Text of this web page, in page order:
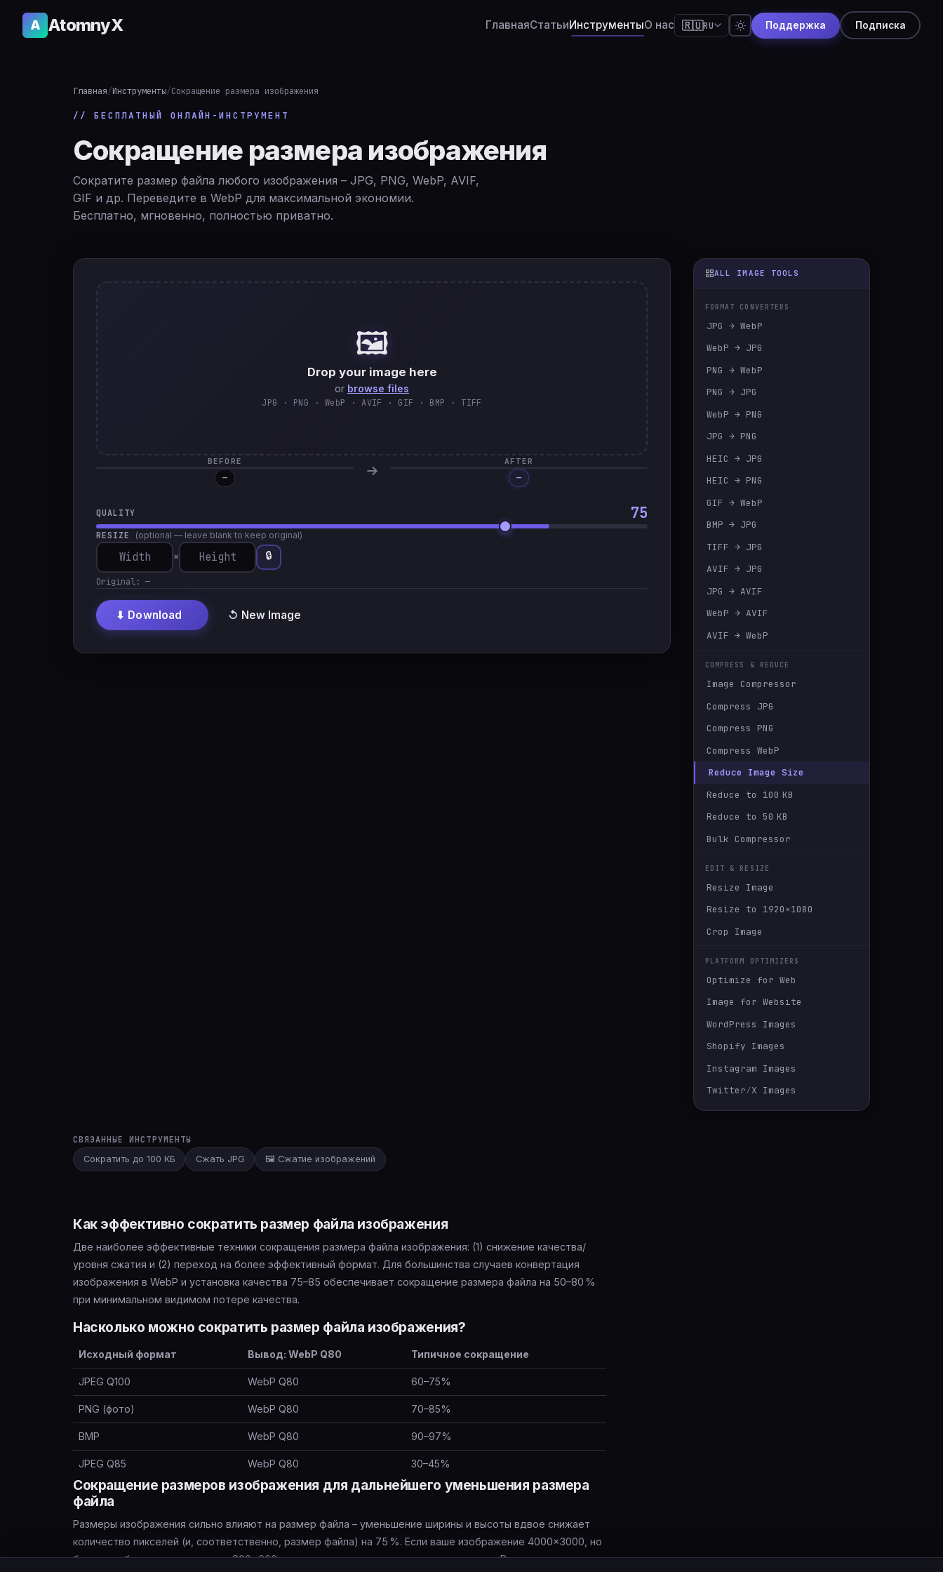
A AtomnyX ГлавнаяСтатьиИнструментыО нас 🇷🇺RU
🇮🇹Italiano
हिन्दी
Поддержка Подписка
Главная/Инструменты/Сокращение размера изображения
// БЕСПЛАТНЫЙ ОНЛАЙН-ИНСТРУМЕНТ
Сокращение размера изображения
Сократите размер файла любого изображения – JPG, PNG, WebP, AVIF,
GIF и др. Переведите в WebP для максимальной экономии.
Бесплатно, мгновенно, полностью приватно.
🖼️
Drop your image here
or browse files
JPG · PNG · WebP · AVIF · GIF · BMP · TIFF
BEFORE
—
AFTER
Processing…
—
QUALITY 75
RESIZE (optional — leave blank to keep original)
× 🔒
Original: —
⬇ Download ↺ New Image
ALL IMAGE TOOLS
FORMAT CONVERTERS
JPG → WebP
WebP → JPG
PNG → WebP
PNG → JPG
WebP → PNG
JPG → PNG
HEIC → JPG
HEIC → PNG
GIF → WebP
BMP → JPG
TIFF → JPG
AVIF → JPG
JPG → AVIF
WebP → AVIF
AVIF → WebP
COMPRESS & REDUCE
Image Compressor
Compress JPG
Compress PNG
Compress WebP
Reduce Image Size
Reduce to 100 KB
Reduce to 50 KB
Bulk Compressor
EDIT & RESIZE
Resize Image
Resize to 1920×1080
Crop Image
PLATFORM OPTIMIZERS
Optimize for Web
Image for Website
WordPress Images
Shopify Images
Instagram Images
Twitter∕X Images
СВЯЗАННЫЕ ИНСТРУМЕНТЫ
Сократить до 100 КБ
Сжать JPG 🖼️ Сжатие изображений
Как эффективно сократить размер файла изображения
Две наиболее эффективные техники сокращения размера файла изображения: (1) снижение качества/
уровня сжатия и (2) переход на более эффективный формат. Для большинства случаев конвертация
изображения в WebP и установка качества 75–85 обеспечивает сокращение размера файла на 50–80 %
при минимальном видимом потере качества.
Насколько можно сократить размер файла изображения?
Исходный формат Вывод: WebP Q80 Типичное сокращение
JPEG Q100 WebP Q80 60–75%
PNG (фото) WebP Q80 70–85%
BMP WebP Q80 90–97%
JPEG Q85 WebP Q80 30–45%
Сокращение размеров изображения для дальнейшего уменьшения размера
файла
Размеры изображения сильно влияют на размер файла – уменьшение ширины и высоты вдвое снижает
количество пикселей (и, соответственно, размер файла) на 75 %. Если ваше изображение 4000×3000, но
будет отображаться только на 800×600, измените его размер до этих параметров. В сочетании с